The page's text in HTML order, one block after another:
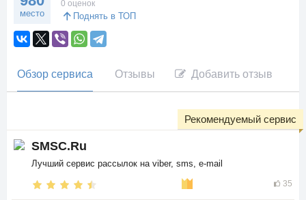
место
0 оценок
Поднять в ТОП
Обзор сервиса Отзывы Добавить отзыв
SMSC.Ru
Лучший сервис рассылок на viber, sms, e-mail
35
Рекомендуемый сервис